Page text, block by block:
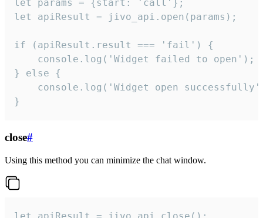
let params = {start: 'call'};
let apiResult = jivo_api.open(params);
if (apiResult.result === 'fail') {
    console.log('Widget failed to open');
} else {
console.log('Widget open
}
close#
Using this method you can minimize the chat window.